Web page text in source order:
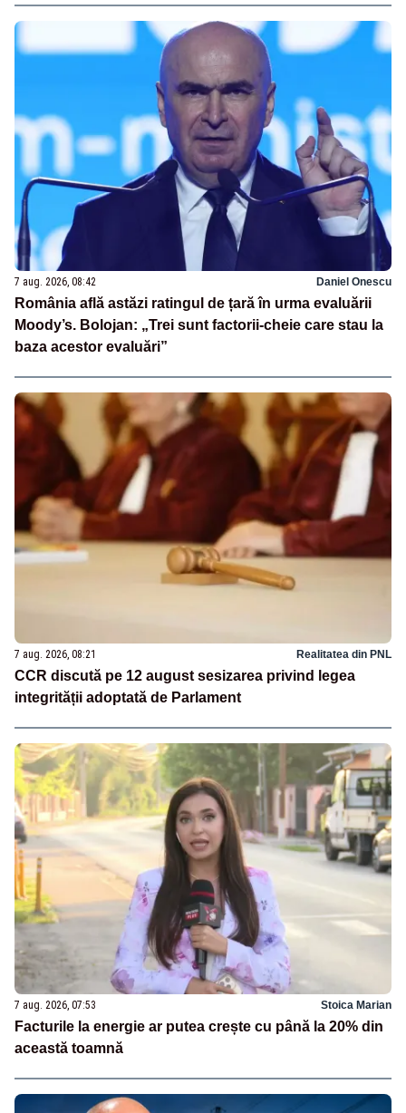
7 aug. 2026, 08:42 Daniel Onescu
România află astăzi ratingul de țară în urma evaluării
Moody’s. Bolojan: „Trei sunt factorii-cheie care stau la
baza acestor evaluări”
7 aug. 2026, 08:21 Realitatea din PNL
CCR discută pe 12 august sesizarea privind legea
integrității adoptată de Parlament
7 aug. 2026, 07:53 Stoica Marian
Facturile la energie ar putea crește cu până la 20% din
această toamnă